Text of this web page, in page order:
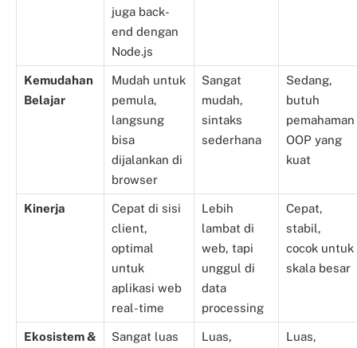
juga back-
end dengan
Node.js
Kemudahan
Belajar
Mudah untuk
pemula,
langsung
bisa
dijalankan di
browser
Sangat
mudah,
sintaks
sederhana
Sedang,
butuh
pemahaman
OOP yang
kuat
Kinerja
Cepat di sisi
client,
optimal
untuk
aplikasi web
real-time
Lebih
lambat di
web, tapi
unggul di
data
processing
Cepat,
stabil,
cocok untuk
skala besar
Ekosistem &
Sangat luas
Luas,
Luas,